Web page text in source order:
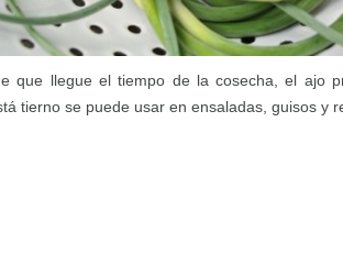
que llegue el tiempo de la cosecha, el ajo
tierno se puede usar en ensaladas, guisos y